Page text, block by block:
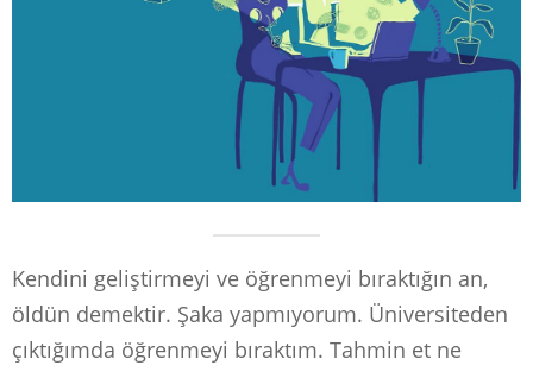
Kendini geliştirmeyi ve öğrenmeyi bıraktığın an,
öldün demektir. Şaka yapmıyorum. Üniversiteden
çıktığımda öğrenmeyi bıraktım. Tahmin et ne